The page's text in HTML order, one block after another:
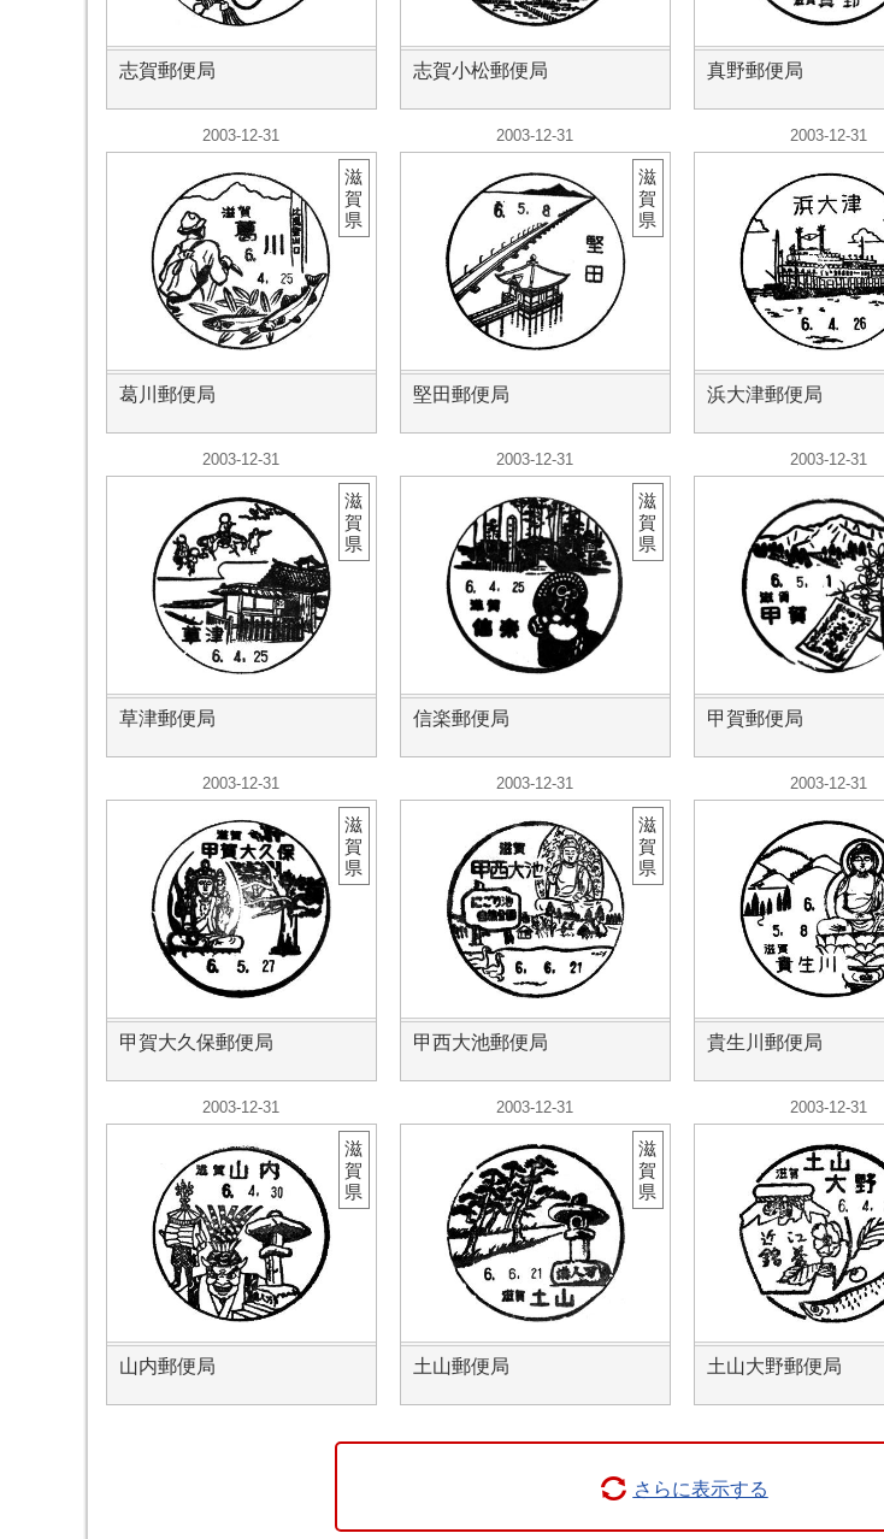
志賀郵便局 志賀小松郵便局 真野郵便局
2003-12-31
葛川郵便局
滋
賀
県
2003-12-31
堅田郵便局
滋
賀
県
2003-12-31
浜大津郵便局
2003-12-31
草津郵便局
滋
賀
県
2003-12-31
信楽郵便局
滋
賀
県
2003-12-31
甲賀郵便局
2003-12-31
甲賀大久保郵便局
滋
賀
県
2003-12-31
甲西大池郵便局
滋
賀
県
2003-12-31
貴生川郵便局
2003-12-31
山内郵便局
滋
賀
県
2003-12-31
土山郵便局
滋
賀
県
2003-12-31
土山大野郵便局
さらに表示する